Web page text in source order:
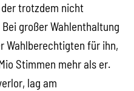
trotzdem nicht
großer Wahlenthaltung
Wahlberechtigten für ihn,
Stimmen mehr als er.
lag am